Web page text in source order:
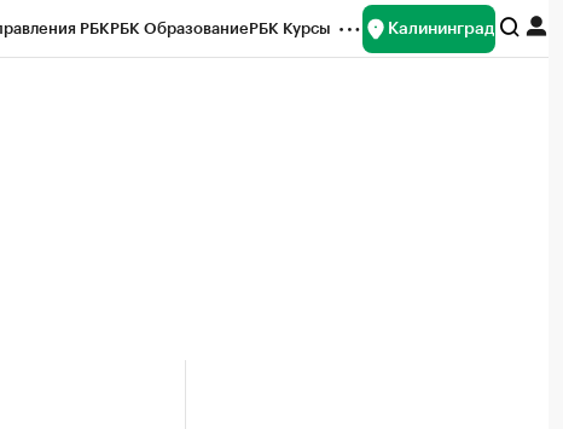
РБКРБК ОбразованиеРБК Курсы Калининград